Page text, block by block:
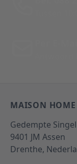
MAISON HOME
Gedempte Singel
9401 JM Assen
Drenthe,